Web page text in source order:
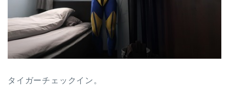
タイガーチェックイン。